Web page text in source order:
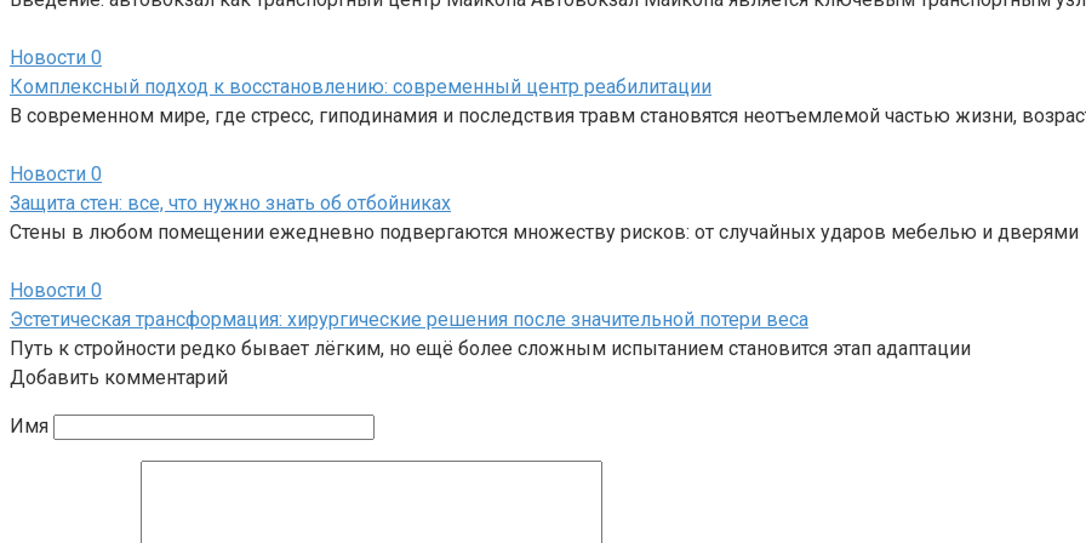
Новости 0
Комплексный подход к восстановлению: современный центр реабилитации
В современном мире, где стресс, гиподинамия и последствия травм становятся неотъемлемой частью жизни,
Новости 0
Защита стен: все, что нужно знать об отбойниках
Стены в любом помещении ежедневно подвергаются множеству рисков: от случайных ударов мебелью и дверями
Новости 0
Эстетическая трансформация: хирургические решения после значительной потери веса
Путь к стройности редко бывает лёгким, но ещё более сложным испытанием становится этап адаптации
Добавить комментарий
Имя